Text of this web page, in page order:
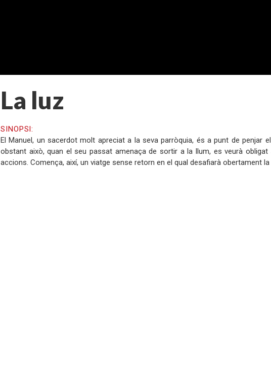
La luz
SINOPSI:
El Manuel, un sacerdot molt apreciat a la seva parròquia, és a punt de penjar
obstant això, quan el seu passat amenaça de sortir a la llum, es veurà
accions. Comença, així, un viatge sense retorn en el qual desafiarà obertament